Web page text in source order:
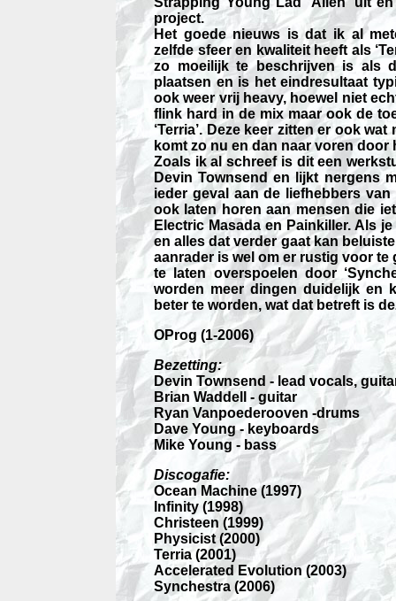
project.
Het goede nieuws is dat ik al
zelfde sfeer en kwaliteit heeft als
zo moeilijk te beschrijven is als
plaatsen en is het eindresultaat
ook weer vrij heavy, hoewel niet
flink hard in de mix maar ook de
‘Terria’. Deze keer zitten er ook
komt zo nu en dan naar voren
Zoals ik al schreef is dit een
Devin Townsend en lijkt nergens
ieder geval aan de liefhebbers
ook laten horen aan mensen die
Electric Masada en Painkiller. Als
en alles dat verder gaat kan
aanrader is wel om er rustig voor te
te laten overspoelen door
worden meer dingen duidelijk en
beter te worden, wat dat betreft is
OProg (1-2006)
Bezetting:
Devin Townsend - lead vocals,
Brian Waddell - guitar
Ryan Vanpoederooven -drums
Dave Young - keyboards
Mike Young - bass
Discogafie:
Ocean Machine (1997)
Infinity (1998)
Christeen (1999)
Physicist (2000)
Terria (2001)
Accelerated Evolution (2003)
Synchestra (2006)